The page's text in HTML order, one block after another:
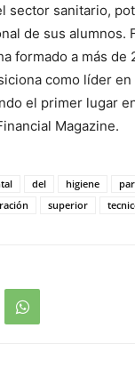
sector sanitario,
de sus alumnos.
formado a más de
como líder en
el primer lugar
Magazine.
del higiene
superior